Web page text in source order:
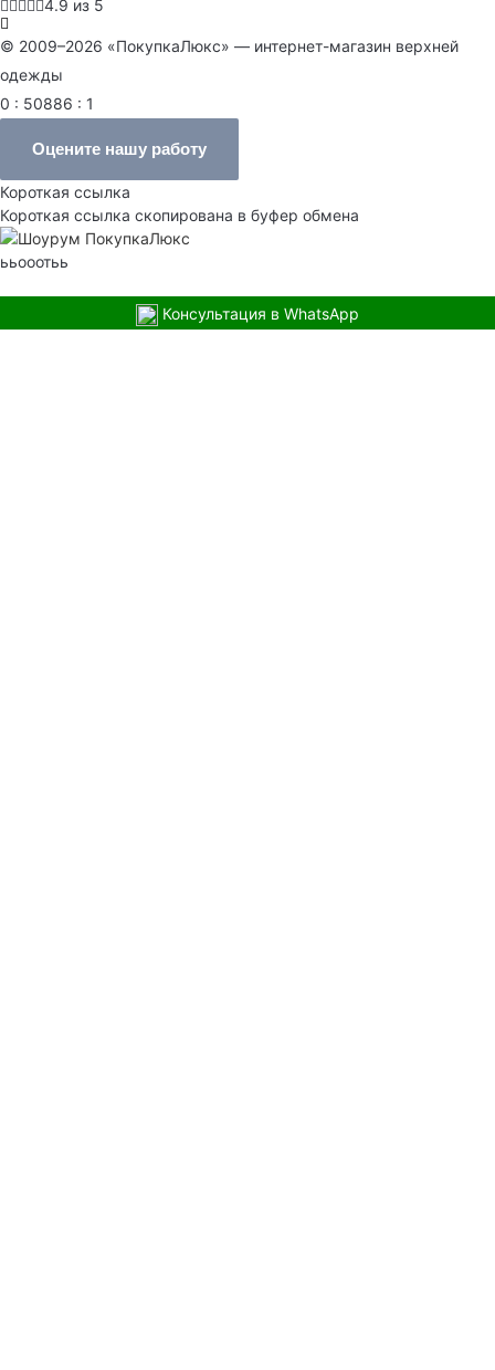
4.9 из 5
© 2009–2026 «ПокупкаЛюкс» — интернет-магазин верхней
одежды
0 : 50886 : 1
Оцените нашу работу
Короткая ссылка
Короткая ссылка скопирована в буфер обмена
ььооотьь
Консультация в WhatsApp